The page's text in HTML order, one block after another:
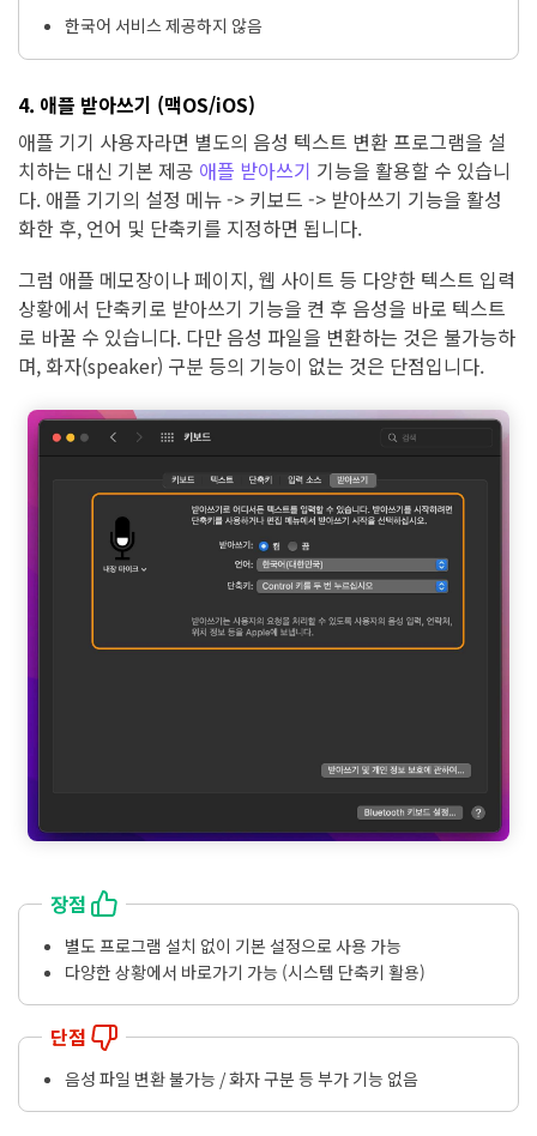
한국어 서비스 제공하지 않음
4. 애플 받아쓰기 (맥OS/iOS)
애플 기기 사용자라면 별도의 음성 텍스트 변환 프로그램을 설
치하는 대신 기본 제공 애플 받아쓰기 기능을 활용할 수 있습니
다. 애플 기기의 설정 메뉴 -> 키보드 -> 받아쓰기 기능을 활성
화한 후, 언어 및 단축키를 지정하면 됩니다.
그럼 애플 메모장이나 페이지, 웹 사이트 등 다양한 텍스트 입력
상황에서 단축키로 받아쓰기 기능을 켠 후 음성을 바로 텍스트
로 바꿀 수 있습니다. 다만 음성 파일을 변환하는 것은 불가능하
며, 화자(speaker) 구분 등의 기능이 없는 것은 단점입니다.
장점
별도 프로그램 설치 없이 기본 설정으로 사용 가능
다양한 상황에서 바로가기 가능 (시스템 단축키 활용)
단점
음성 파일 변환 불가능 / 화자 구분 등 부가 기능 없음